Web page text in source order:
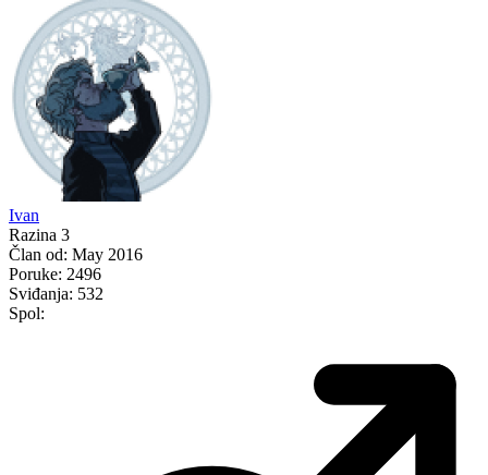
Ivan
Razina 3
Član od: May 2016
Poruke: 2496
Sviđanja: 532
Spol: